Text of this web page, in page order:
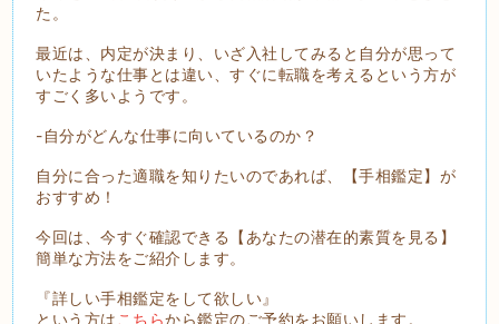
た。
最近は、内定が決まり、いざ入社してみると自分が思って
いたような仕事とは違い、すぐに転職を考えるという方が
すごく多いようです。
-自分がどんな仕事に向いているのか？
自分に合った適職を知りたいのであれば、【手相鑑定】が
おすすめ！
今回は、今すぐ確認できる【あなたの潜在的素質を見る】
簡単な方法をご紹介します。
『詳しい手相鑑定をして欲しい』
という方は こちらから鑑定のご予約をお願いします。